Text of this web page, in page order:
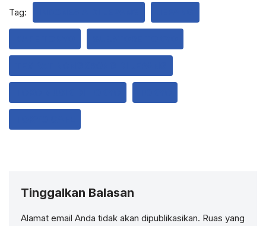
Tag:
Tinggalkan Balasan
Alamat email Anda tidak akan dipublikasikan. Ruas yang